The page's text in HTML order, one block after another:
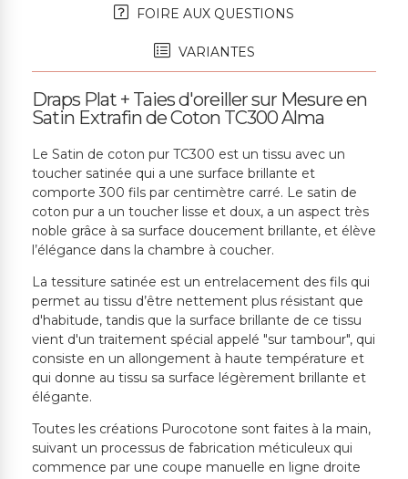
FOIRE AUX QUESTIONS
VARIANTES
Draps Plat + Taies d'oreiller sur Mesure en
Satin Extrafin de Coton TC300 Alma
Le Satin de coton pur TC300 est un tissu avec un
toucher satinée qui a une surface brillante et
comporte 300 fils par centimètre carré. Le satin de
coton pur a un toucher lisse et doux, a un aspect très
noble grâce à sa surface doucement brillante, et élève
l’élégance dans la chambre à coucher.
La tessiture satinée est un entrelacement des fils qui
permet au tissu d’être nettement plus résistant que
d'habitude, tandis que la surface brillante de ce tissu
vient d'un traitement spécial appelé "sur tambour", qui
consiste en un allongement à haute température et
qui donne au tissu sa surface légèrement brillante et
élégante.
Toutes les créations Purocotone sont faites à la main,
suivant un processus de fabrication méticuleux qui
commence par une coupe manuelle en ligne droite